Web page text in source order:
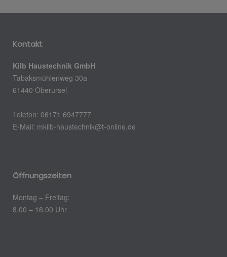
Kontakt
Kilb Haustechnik GmbH
Tabaksmühlenweg 30a
61440 Oberursel
Telefon: 06171 6947777
E-Mail: mkilb-haustechnik@t-online.de
Öffnungszeiten
Montag – Freitag:
8.00 – 16.00 Uhr